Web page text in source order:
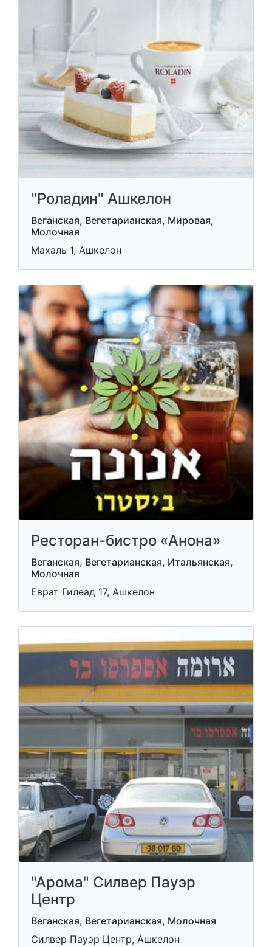
"Роладин" Ашкелон
Веганская, Вегетарианская, Мировая,
Молочная
Махаль 1, Ашкелон
Ресторан-бистро «Анона»
Веганская, Вегетарианская, Итальянская,
Молочная
Еврат Гилеад 17, Ашкелон
"Арома" Силвер Пауэр
Центр
Веганская, Вегетарианская, Молочная
Силвер Пауэр Центр, Ашкелон